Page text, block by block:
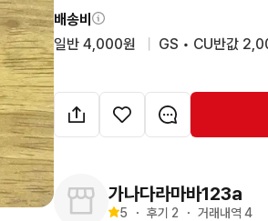
배송비
일반 4,000원
GS • CU반값
가나다라마바123a
5 ・ 후기 2 ・ 거래내역 4